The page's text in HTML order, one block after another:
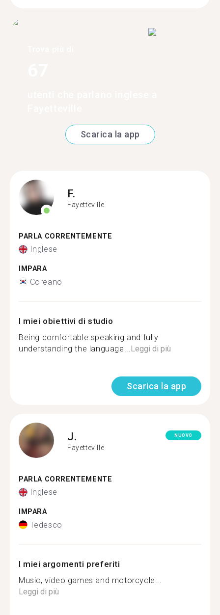
Scarica la app
F.
Fayetteville
PARLA CORRENTEMENTE
Inglese
IMPARA
Coreano
I miei obiettivi di studio
Being comfortable speaking and fully
understanding the language... Leggi di più
Scarica la app
J.
Fayetteville
NUOVO
PARLA CORRENTEMENTE
Inglese
IMPARA
Tedesco
I miei argomenti preferiti
Music, video games and motorcycle...
Leggi di più